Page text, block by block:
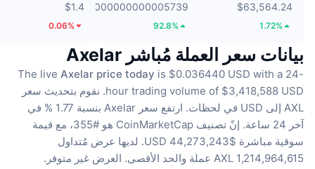
$63,564.24
1.72%
$0.0000000000005739
92.8%
$1.4
0.06%
بيانات سعر العملة مُباشر Axelar
The live Axelar price today is $0.036440 USD with a 24-
hour trading volume of $3,418,588 USD. نقوم بتحديث سعر
AXL إلى USD في لحظات.
ارتفع سعر Axelar بنسبة 1.77 % في
آخر 24 ساعة.
إنّ تصنيف CoinMarketCap هو #355، مع قيمة
سوقية مباشرة $44,273,243 USD.
لديها عرض مُتداول
1,214,964,615 AXL عملة
والحد الأقصى. العرض غير متوفر.